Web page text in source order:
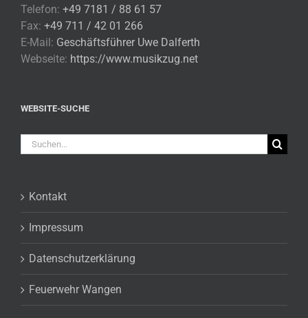
Telefon: +49 7181 / 88 61 57
Fax: +49 711 / 42 01 266
E-Mail: Geschäftsführer Uwe Dalferth
Webseite: https://www.musikzug.net
WEBSITE-SUCHE
Suche
nach:
Kontakt
Impressum
Datenschutzerklärung
Feuerwehr Wangen